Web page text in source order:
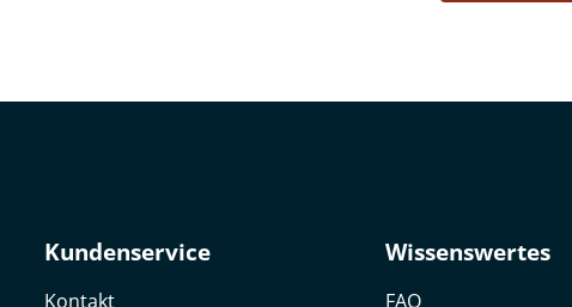
Kundenservice
Kontakt
Wissenswertes
FAQ